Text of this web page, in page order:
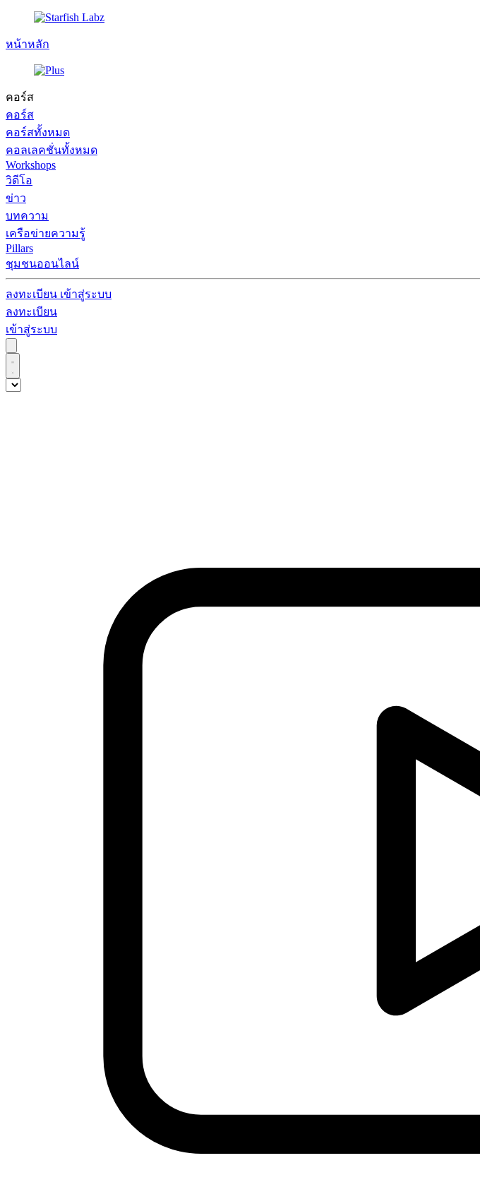
หน้าหลัก
คอร์ส
คอร์ส
คอร์สทั้งหมด
คอลเลคชั่นทั้งหมด
Workshops
วิดีโอ
ข่าว
บทความ
เครือข่ายความรู้
Pillars
ชุมชนออนไลน์
ลงทะเบียน เข้าสู่ระบบ
ลงทะเบียน
เข้าสู่ระบบ